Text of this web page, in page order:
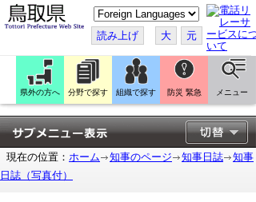
こ
の
ペ
ー
ジ
翻
訳
す
る
読み上げ 大 元
県外の方へ 分野で探す 組織で探す 防災 緊急 メニュー
現在の位置： ホーム 知事のページ 知事日誌
知事
日誌（写真付）